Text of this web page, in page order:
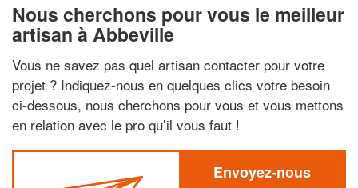
Nous cherchons pour vous le meilleur
artisan à Abbeville
Vous ne savez pas quel artisan contacter pour votre
projet ? Indiquez-nous en quelques clics votre besoin
ci-dessous, nous cherchons pour vous et vous mettons
en relation avec le pro qu’il vous faut !
Envoyez-nous